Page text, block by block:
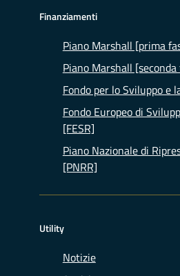
Finanziamenti
Piano Marshall [prima
Piano Marshall [seconda
Fondo per lo Sviluppo e
Fondo Europeo di
[FESR]
Piano Nazionale di
[PNRR]
Utility
Notizie